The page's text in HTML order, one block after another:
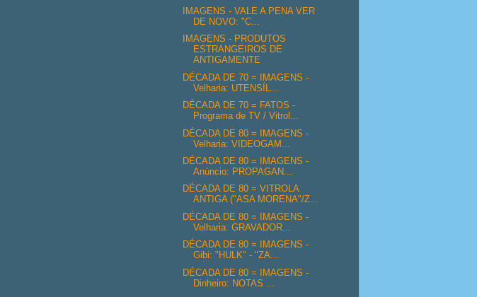
IMAGENS - VALE A PENA VER
DE NOVO: "C...
IMAGENS - PRODUTOS
ESTRANGEIROS DE
ANTIGAMENTE
DÉCADA DE 70 = IMAGENS -
Velharia: UTENSÍL...
DÉCADA DE 70 = FATOS -
Programa de TV / Vitrol...
DÉCADA DE 80 = IMAGENS -
Velharia: VIDEOGAM...
DÉCADA DE 80 = IMAGENS -
Anúncio: PROPAGAN...
DÉCADA DE 80 = VITROLA
ANTIGA ("ASA MORENA"/Z...
DÉCADA DE 80 = IMAGENS -
Velharia: GRAVADOR...
DÉCADA DE 80 = IMAGENS -
Gibi: "HULK" - "ZA...
DÉCADA DE 80 = IMAGENS -
Dinheiro: NOTAS ...